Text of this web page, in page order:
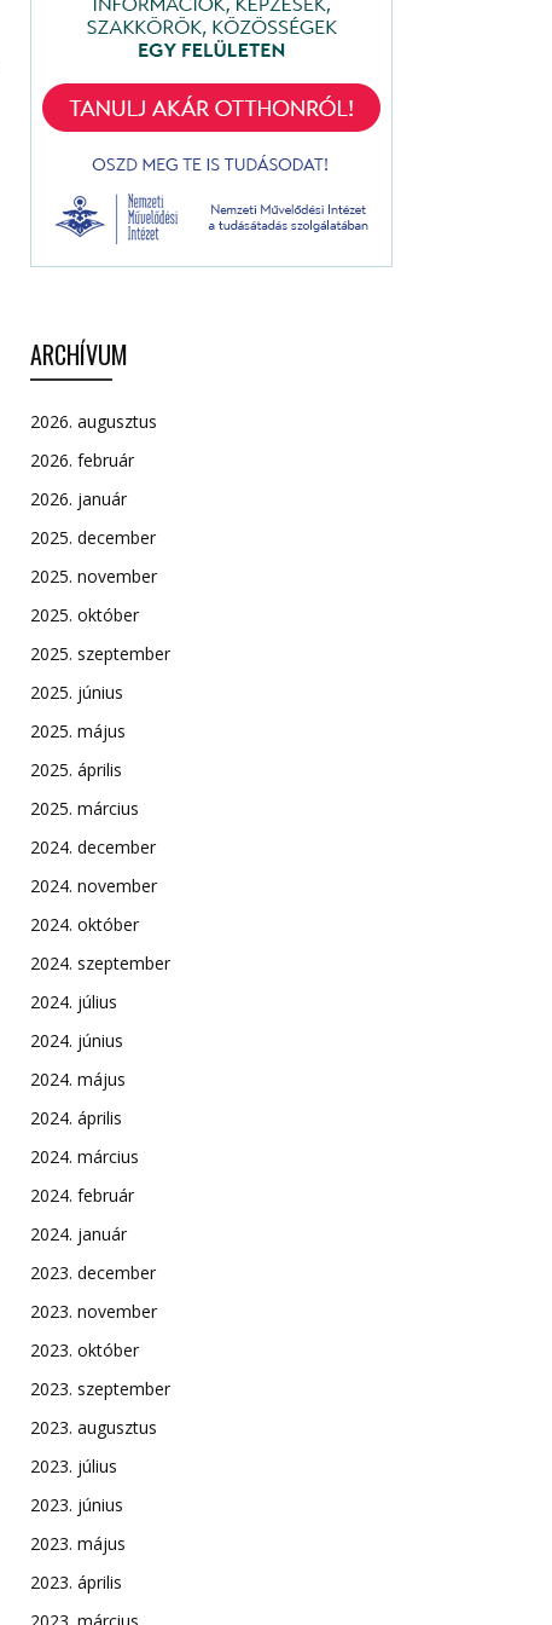
ARCHÍVUM
2026. augusztus
2026. február
2026. január
2025. december
2025. november
2025. október
2025. szeptember
2025. június
2025. május
2025. április
2025. március
2024. december
2024. november
2024. október
2024. szeptember
2024. július
2024. június
2024. május
2024. április
2024. március
2024. február
2024. január
2023. december
2023. november
2023. október
2023. szeptember
2023. augusztus
2023. július
2023. június
2023. május
2023. április